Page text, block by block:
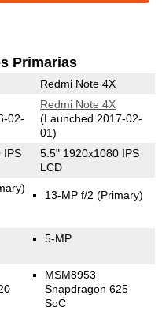
Primarias
Redmi Note 4X
02-
Redmi Note 4X
(Launched 2017-02-
01)
IPS
5.5" 1920x1080 IPS
LCD
13-MP f/2 (Primary)
5-MP
MSM8953
Snapdragon 625
SoC